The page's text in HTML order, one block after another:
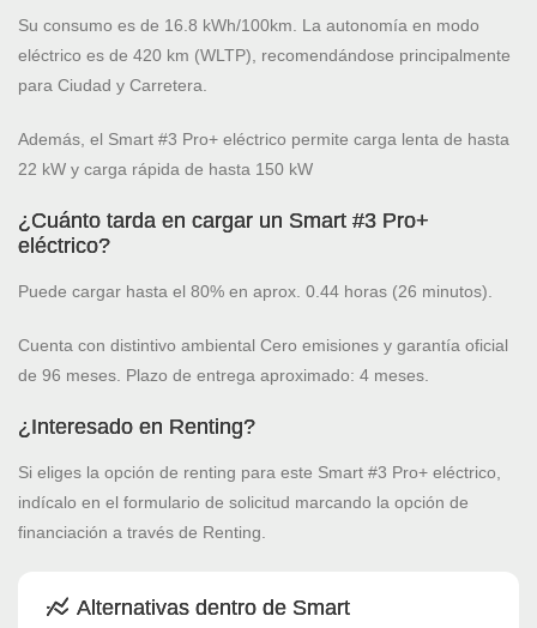
Su consumo es de 16.8 kWh/100km. La autonomía en modo
eléctrico es de 420 km (WLTP), recomendándose principalmente
para Ciudad y Carretera.
Además, el Smart #3 Pro+ eléctrico permite carga lenta de hasta
22 kW y carga rápida de hasta 150 kW
¿Cuánto tarda en cargar un Smart #3 Pro+
eléctrico?
Puede cargar hasta el 80% en aprox. 0.44 horas (26 minutos).
Cuenta con distintivo ambiental Cero emisiones y garantía oficial
de 96 meses. Plazo de entrega aproximado: 4 meses.
¿Interesado en Renting?
Si eliges la opción de renting para este Smart #3 Pro+ eléctrico,
indícalo en el formulario de solicitud marcando la opción de
financiación a través de Renting.
Alternativas dentro de Smart